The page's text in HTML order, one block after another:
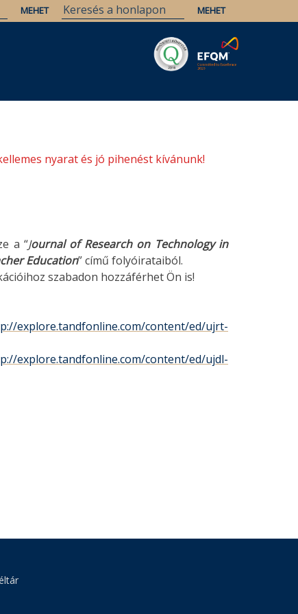
nyarat és jó pihenést kívánunk!
a “Journal of Research on Technology in
Education” című folyóirataiból.
szabadon hozzáférhet Ön is!
explore.tandfonline.com/content/ed/ujrt-
explore.tandfonline.com/content/ed/ujdl-